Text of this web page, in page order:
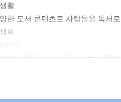
활
한 도서 콘텐츠로 사람들을 독서
화
출판사와 서점이라는 양쪽
서점
?인문서 북셀렉션으로 대만 서점